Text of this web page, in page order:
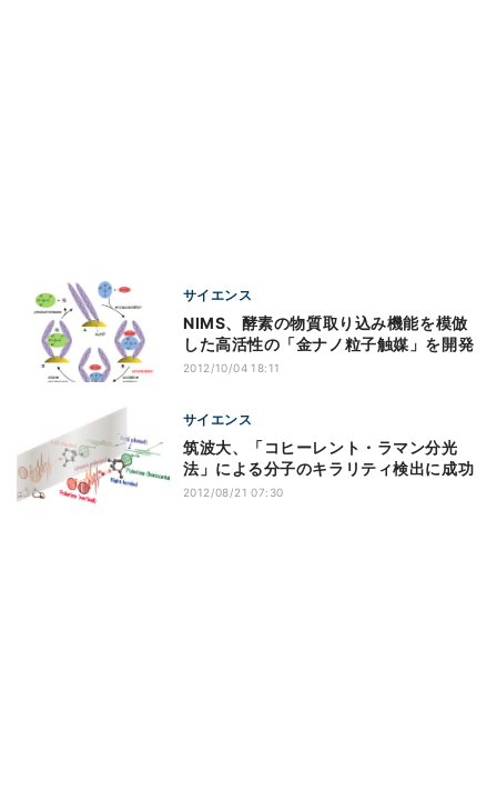
サイエンス
NIMS、酵素の物質取り込み機能を模倣
した高活性の「金ナノ粒子触媒」を開発
2012/10/04 18:11
サイエンス
筑波大、「コヒーレント・ラマン分光
法」による分子のキラリティ検出に成功
2012/08/21 07:30